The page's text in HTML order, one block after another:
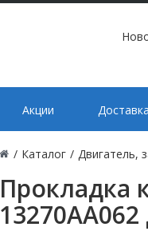
Акции
/ Каталог / Двигатель,
Прокладка